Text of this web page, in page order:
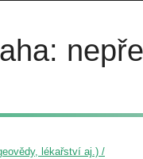
lékařství aj.) /